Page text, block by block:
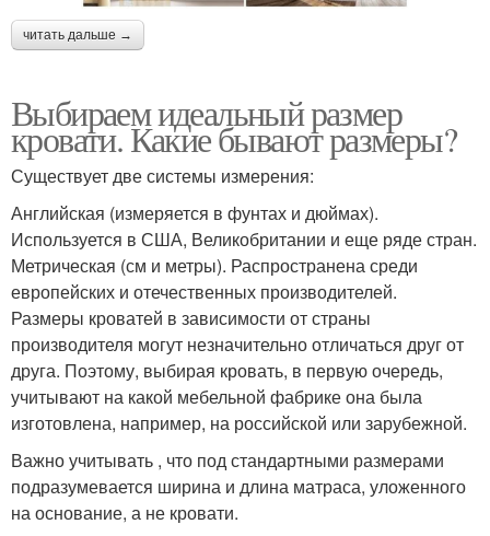
читать дальше →
Выбираем идеальный размер
кровати. Какие бывают размеры?
Существует две системы измерения:
Английская (измеряется в фунтах и дюймах).
Используется в США, Великобритании и еще ряде стран.
Метрическая (см и метры). Распространена среди
европейских и отечественных производителей.
Размеры кроватей в зависимости от страны
производителя могут незначительно отличаться друг от
друга. Поэтому, выбирая кровать, в первую очередь,
учитывают на какой мебельной фабрике она была
изготовлена, например, на российской или зарубежной.
Важно учитывать , что под стандартными размерами
подразумевается ширина и длина матраса, уложенного
на основание, а не кровати.